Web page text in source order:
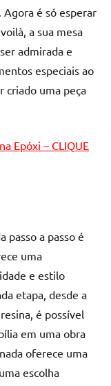
Agora é só esperar
a sua mesa
admirada e
especiais ao
criado uma peça
Epóxi – CLIQUE
passo a passo é
uma
e estilo
etapa, desde a
é possível
em uma obra
oferece uma
escolha